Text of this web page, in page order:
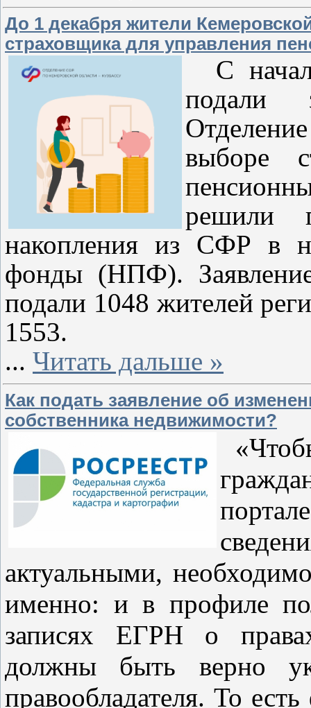
До 1 декабря жители
страховщика для управления
С
подали
выборе
решили
накопления из СФР в
фонды (НПФ).
подали 1048 жителей
1553.
... Читать дальше »
Как подать заявление об
собственника недвижимости?
актуальными,
именно: и в профиле
записях ЕГРН о
должны быть верно
правообладателя. То